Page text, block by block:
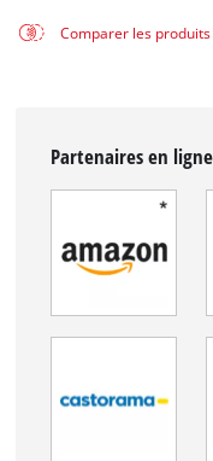
Comparer les produits
Partenaires en ligne